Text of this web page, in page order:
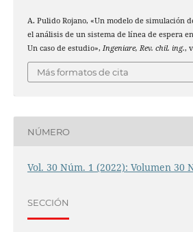
A. Pulido Rojano, «Un modelo de simulación
el análisis de un sistema de línea de espera
Un caso de estudio», Ingeniare, Rev. chil. ing.,
Más formatos de cita
NÚMERO
Vol. 30 Núm. 1 (2022): Volumen 30
SECCIÓN